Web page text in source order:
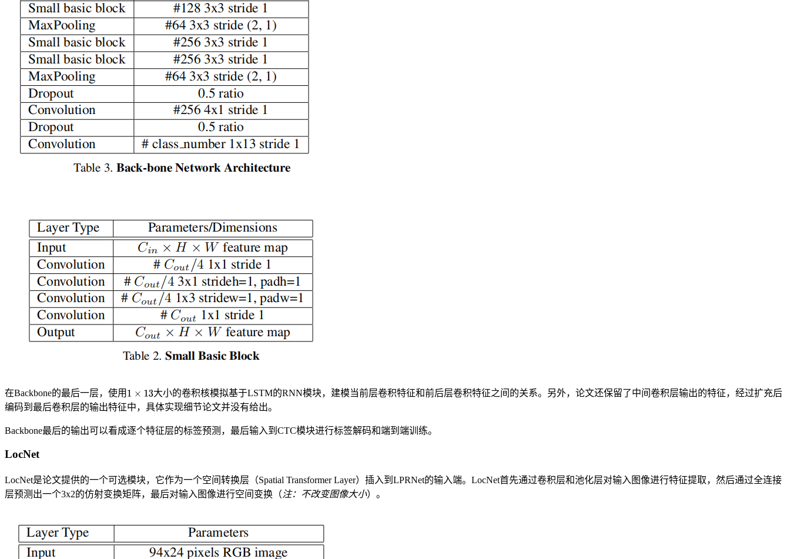
在Backbone的最后一层，使用
大小的卷积核模拟基于LSTM的RNN模块，建模当前层卷积特征和前后层卷积特征之间的关系。另外，论文还保留了中间卷积层输出的特征，经过扩充后
编码到最后卷积层的输出特征中，具体实现细节论文并没有给出。
Backbone最后的输出可以看成逐个特征层的标签预测，最后输入到CTC模块进行标签解码和端到端训练。
LocNet
LocNet是论文提供的一个可选模块，它作为一个空间转换层（Spatial Transformer Layer）插入到LPRNet的输入端。LocNet首先通过卷积层和池化层对输入图像进行特征提取，然后通过全连接
层预测出一个3x2的仿射变换矩阵，最后对输入图像进行空间变换（注：不改变图像大小）。